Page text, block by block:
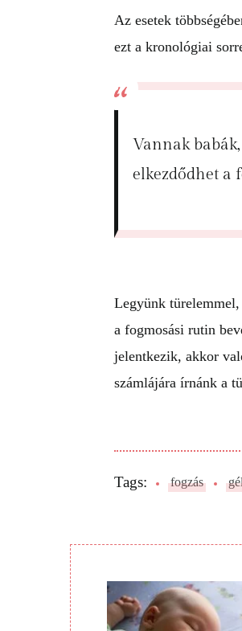
Az esetek
ezt a kronológiai
Vannak
elkezdődhet a
Legyünk
a fogmosási rutin
jelentkezik, akkor
számlájára írnánk a
Tags: fogzás
Post